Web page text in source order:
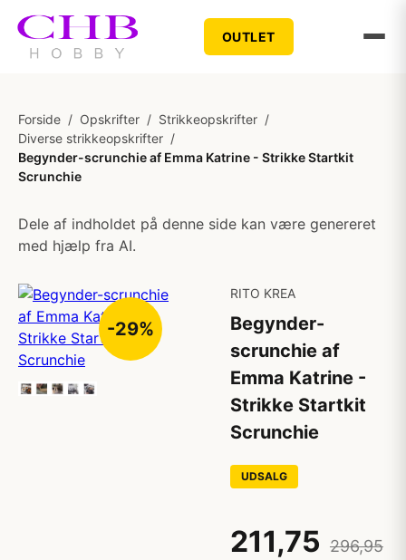
OUTLET
Forside / Opskrifter / Strikkeopskrifter /
Diverse strikkeopskrifter /
Begynder-scrunchie af Emma Katrine - Strikke Startkit
Scrunchie
Dele af indholdet på denne side kan være genereret
med hjælp fra AI.
-29%
RITO KREA
Begynder-
scrunchie af
Emma Katrine -
Strikke Startkit
Scrunchie
UDSALG
211,75 296,95